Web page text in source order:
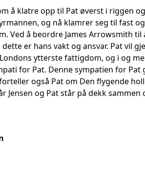
å klatre opp til Pat øverst i riggen
og nå klamrer seg til fast
Ved å beordre James Arrowsmith
er hans vakt og ansvar. Pat vil
ytterste fattigdom, og i og
for Pat. Denne sympatien for Pat
også Pat om Den flygende
og Pat står på dekk sammen